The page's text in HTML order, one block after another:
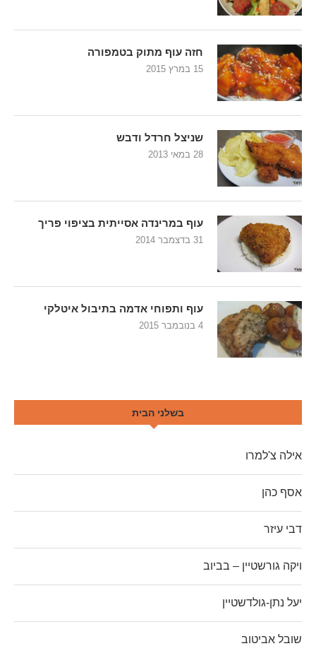
חזה עוף מתוק בטמפורה
15 במרץ 2015
שניצל חרדל ודבש
28 במאי 2013
עוף במרינדה אסייתית בציפוי פריך
31 בדצמבר 2014
עוף ותפוחי אדמה בתיבול איטלקי
4 בנובמבר 2015
בשלני הבית
אילה צ'למרו
אסף כהן
דבי עיזר
ויקה גורשטיין – בביוב
יעל נתן-גולדשטיין
שובל אביטוב